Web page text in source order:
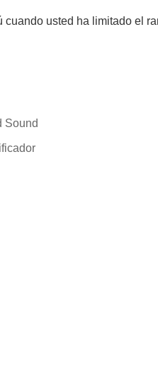
usted ha limitado el
Sound